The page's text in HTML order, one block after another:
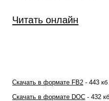
Читать онлайн
Скачать в формате FB2 - 443 кб
Скачать в формате DOC - 432